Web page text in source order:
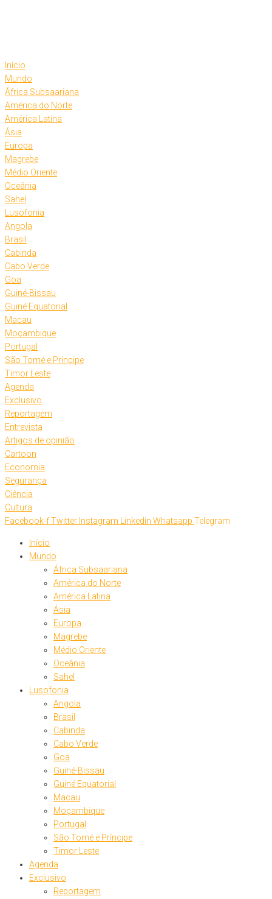
Início
Mundo
África Subsaariana
América do Norte
América Latina
Ásia
Europa
Magrebe
Médio Oriente
Oceânia
Sahel
Lusofonia
Angola
Brasil
Cabinda
Cabo Verde
Goa
Guiné-Bissau
Guiné Equatorial
Macau
Moçambique
Portugal
São Tomé e Príncipe
Timor Leste
Agenda
Exclusivo
Reportagem
Entrevista
Artigos de opinião
Cartoon
Economia
Segurança
Ciência
Cultura
Facebook-fTwitter Instagram Linkedin Whatsapp Telegram
Início
Mundo
África Subsaariana
América do Norte
América Latina
Ásia
Europa
Magrebe
Médio Oriente
Oceânia
Sahel
Lusofonia
Angola
Brasil
Cabinda
Cabo Verde
Goa
Guiné-Bissau
Guiné Equatorial
Macau
Moçambique
Portugal
São Tomé e Príncipe
Timor Leste
Agenda
Exclusivo
Reportagem